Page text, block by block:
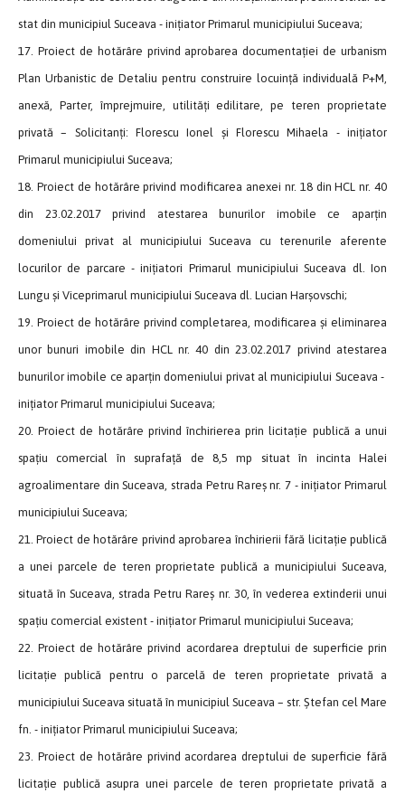
stat din municipiul Suceava - inițiator Primarul municipiului Suceava;
17. Proiect de hotărâre privind aprobarea documentației de urbanism
Plan Urbanistic de Detaliu pentru construire locuință individuală P+M,
anexă, Parter, împrejmuire, utilități edilitare, pe teren proprietate
privată – Solicitanți: Florescu Ionel și Florescu Mihaela - inițiator
Primarul municipiului Suceava;
18. Proiect de hotărâre privind modificarea anexei nr. 18 din HCL nr. 40
din 23.02.2017 privind atestarea bunurilor imobile ce aparțin
domeniului privat al municipiului Suceava cu terenurile aferente
locurilor de parcare - inițiatori Primarul municipiului Suceava dl. Ion
Lungu și Viceprimarul municipiului Suceava dl. Lucian Harșovschi;
19. Proiect de hotărâre privind completarea, modificarea și eliminarea
unor bunuri imobile din HCL nr. 40 din 23.02.2017 privind atestarea
bunurilor imobile ce aparțin domeniului privat al municipiului Suceava -
inițiator Primarul municipiului Suceava;
20. Proiect de hotărâre privind închirierea prin licitație publică a unui
spațiu comercial în suprafață de 8,5 mp situat în incinta Halei
agroalimentare din Suceava, strada Petru Rareș nr. 7 - inițiator Primarul
municipiului Suceava;
21. Proiect de hotărâre privind aprobarea închirierii fără licitație publică
a unei parcele de teren proprietate publică a municipiului Suceava,
situată în Suceava, strada Petru Rareș nr. 30, în vederea extinderii unui
spațiu comercial existent - inițiator Primarul municipiului Suceava;
22. Proiect de hotărâre privind acordarea dreptului de superficie prin
licitație publică pentru o parcelă de teren proprietate privată a
municipiului Suceava situată în municipiul Suceava – str. Ștefan cel Mare
fn. - inițiator Primarul municipiului Suceava;
23. Proiect de hotărâre privind acordarea dreptului de superficie fără
licitație publică asupra unei parcele de teren proprietate privată a